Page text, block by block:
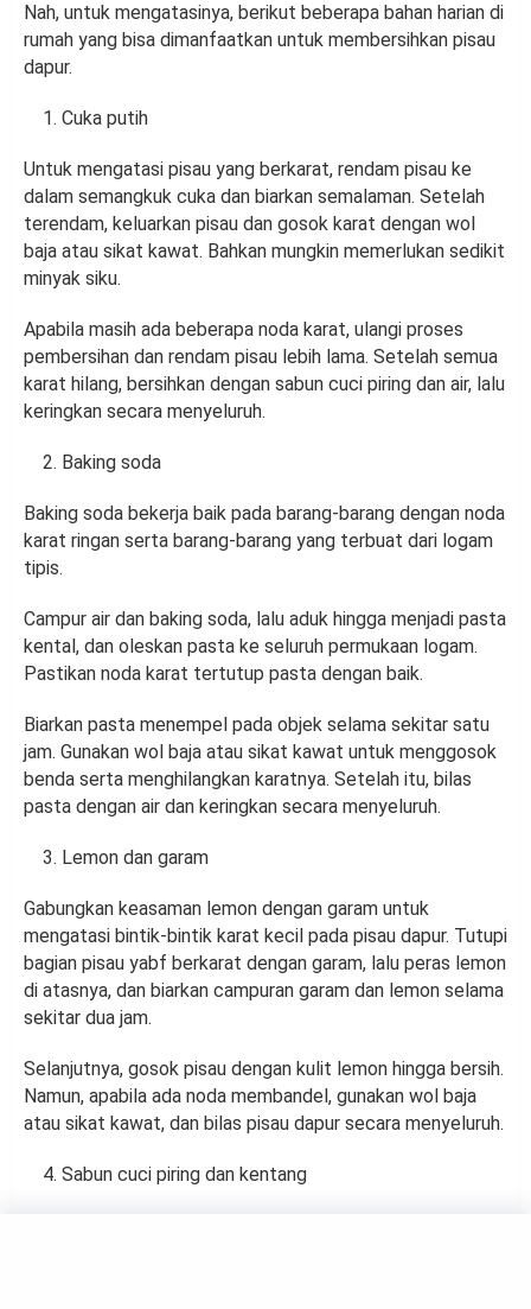
Nah, untuk mengatasinya, berikut beberapa bahan harian di
rumah yang bisa dimanfaatkan untuk membersihkan pisau
dapur.
Cuka putih
Untuk mengatasi pisau yang berkarat, rendam pisau ke
dalam semangkuk cuka dan biarkan semalaman. Setelah
terendam, keluarkan pisau dan gosok karat dengan wol
baja atau sikat kawat. Bahkan mungkin memerlukan sedikit
minyak siku.
Apabila masih ada beberapa noda karat, ulangi proses
pembersihan dan rendam pisau lebih lama. Setelah semua
karat hilang, bersihkan dengan sabun cuci piring dan air, lalu
keringkan secara menyeluruh.
Baking soda
Baking soda bekerja baik pada barang-barang dengan noda
karat ringan serta barang-barang yang terbuat dari logam
tipis.
Campur air dan baking soda, lalu aduk hingga menjadi pasta
kental, dan oleskan pasta ke seluruh permukaan logam.
Pastikan noda karat tertutup pasta dengan baik.
Biarkan pasta menempel pada objek selama sekitar satu
jam. Gunakan wol baja atau sikat kawat untuk menggosok
benda serta menghilangkan karatnya. Setelah itu, bilas
pasta dengan air dan keringkan secara menyeluruh.
Lemon dan garam
Gabungkan keasaman lemon dengan garam untuk
mengatasi bintik-bintik karat kecil pada pisau dapur. Tutupi
bagian pisau yabf berkarat dengan garam, lalu peras lemon
di atasnya, dan biarkan campuran garam dan lemon selama
sekitar dua jam.
Selanjutnya, gosok pisau dengan kulit lemon hingga bersih.
Namun, apabila ada noda membandel, gunakan wol baja
atau sikat kawat, dan bilas pisau dapur secara menyeluruh.
Sabun cuci piring dan kentang